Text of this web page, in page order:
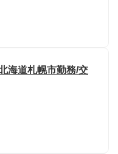
海道札幌市勤務/交